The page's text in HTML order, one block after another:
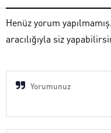
Henüz yorum
aracılığıyla siz